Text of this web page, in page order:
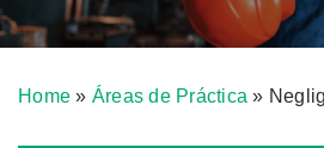
Home » Áreas de Práctica »